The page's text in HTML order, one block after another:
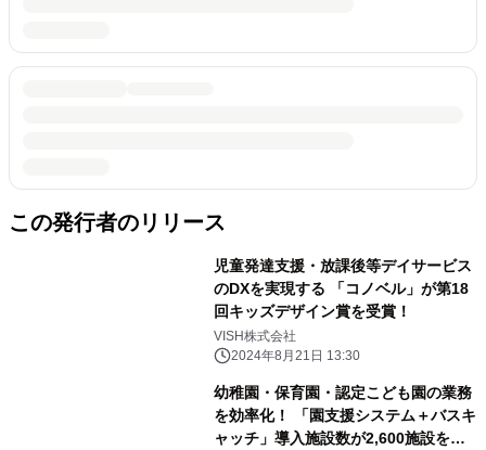
この発行者のリリース
児童発達支援・放課後等デイサービス
のDXを実現する 「コノベル」が第18
回キッズデザイン賞を受賞！
VISH株式会社
2024年8月21日 13:30
幼稚園・保育園・認定こども園の業務
を効率化！ 「園支援システム＋バスキ
ャッチ」導入施設数が2,600施設を突